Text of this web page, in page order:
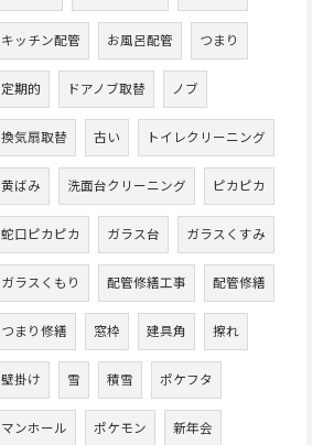
キッチン配管 お風呂配管 つまり
定期的 ドアノブ取替 ノブ
換気扇取替 古い トイレクリーニング
黄ばみ 洗面台クリーニング ピカピカ
蛇口ピカピカ ガラス台 ガラスくすみ
ガラスくもり 配管修繕工事 配管修繕
つまり修繕 窓枠 建具角 擦れ
壁掛け 雪 積雪 ポケフタ
マンホール ポケモン 新年会